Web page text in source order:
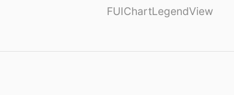
FUIChartLegendView